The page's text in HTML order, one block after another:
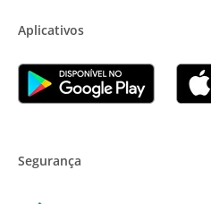
Aplicativos
Segurança